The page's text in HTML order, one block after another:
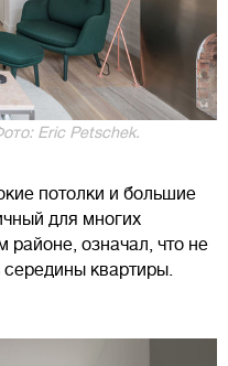
Eric Petschek.
потолки и большие
для многих
означал, что не
середины квартиры.